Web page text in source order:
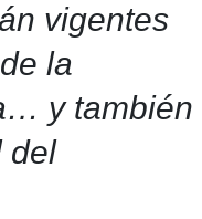
vigentes
la
y también
del